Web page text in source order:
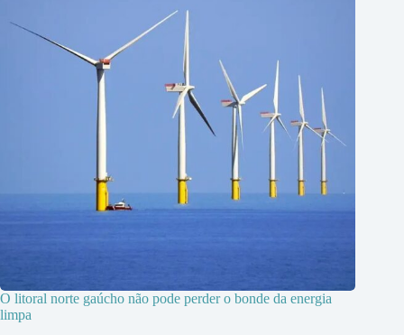
O litoral norte gaúcho não pode perder o bonde da energia
limpa